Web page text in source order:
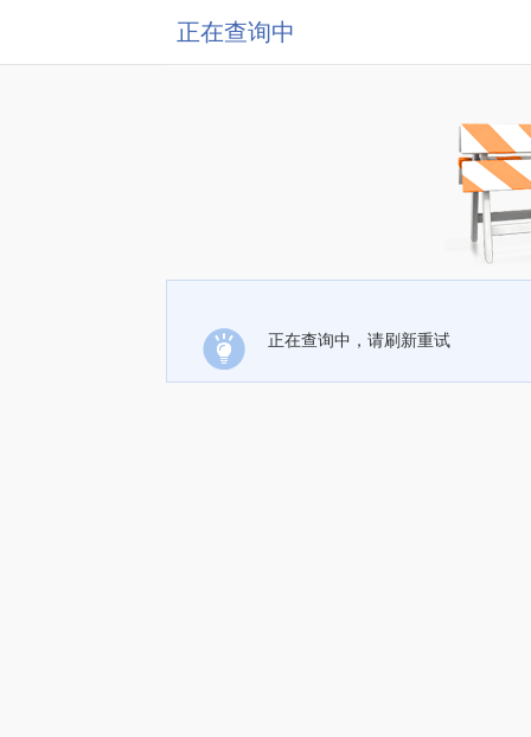
正在查询中
正在查询中，请刷新重试